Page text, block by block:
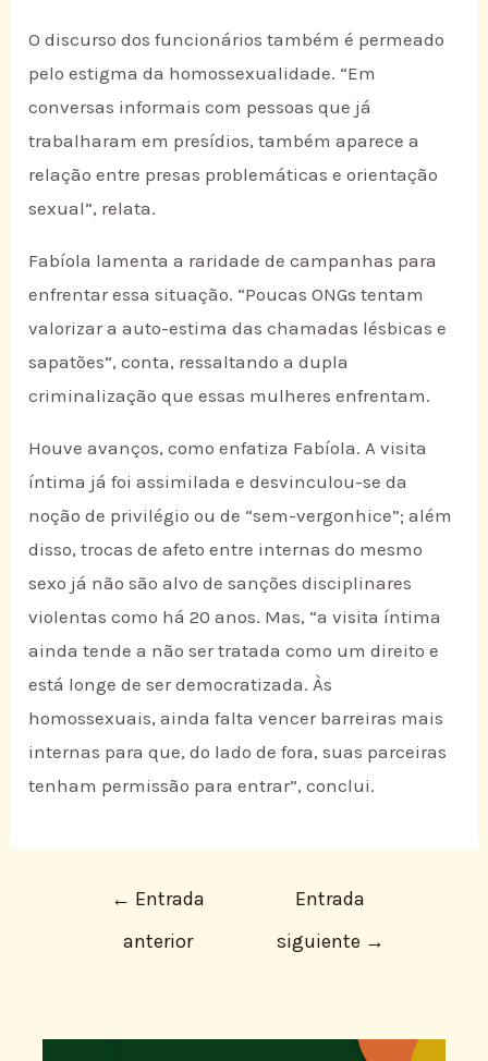
O discurso dos funcionários também é permeado
pelo estigma da homossexualidade. “Em
conversas informais com pessoas que já
trabalharam em presídios, também aparece a
relação entre presas problemáticas e orientação
sexual”, relata.
Fabíola lamenta a raridade de campanhas para
enfrentar essa situação. “Poucas ONGs tentam
valorizar a auto-estima das chamadas lésbicas e
sapatões”, conta, ressaltando a dupla
criminalização que essas mulheres enfrentam.
Houve avanços, como enfatiza Fabíola. A visita
íntima já foi assimilada e desvinculou-se da
noção de privilégio ou de “sem-vergonhice”; além
disso, trocas de afeto entre internas do mesmo
sexo já não são alvo de sanções disciplinares
violentas como há 20 anos. Mas, “a visita íntima
ainda tende a não ser tratada como um direito e
está longe de ser democratizada. Às
homossexuais, ainda falta vencer barreiras mais
internas para que, do lado de fora, suas parceiras
tenham permissão para entrar”, conclui.
← Entrada
anterior
Entrada
siguiente →